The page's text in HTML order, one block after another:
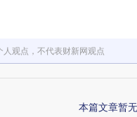
人观点，不代表财新网观点
本篇文章暂